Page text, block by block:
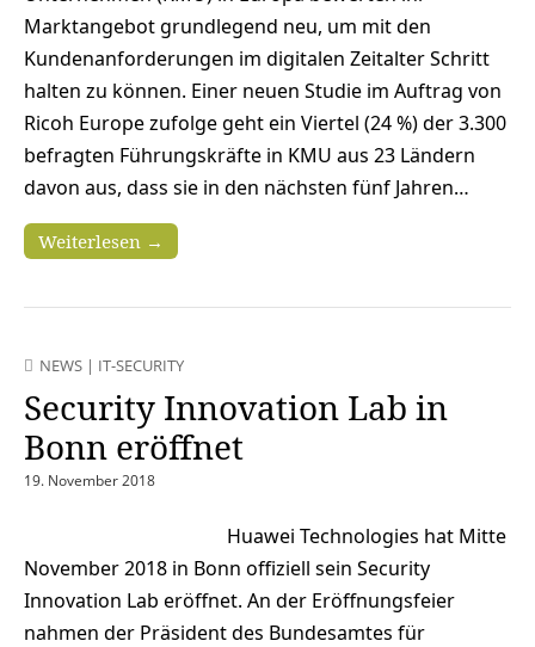
Marktangebot grundlegend neu, um mit den
Kundenanforderungen im digitalen Zeitalter Schritt
halten zu können. Einer neuen Studie im Auftrag von
Ricoh Europe zufolge geht ein Viertel (24 %) der 3.300
befragten Führungskräfte in KMU aus 23 Ländern
davon aus, dass sie in den nächsten fünf Jahren…
Weiterlesen →
NEWS | IT-SECURITY
Security Innovation Lab in
Bonn eröffnet
19. November 2018
Huawei Technologies hat Mitte
November 2018 in Bonn offiziell sein Security
Innovation Lab eröffnet. An der Eröffnungsfeier
nahmen der Präsident des Bundesamtes für